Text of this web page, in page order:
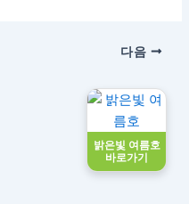
밝은빛 여름호
바로가기
다음